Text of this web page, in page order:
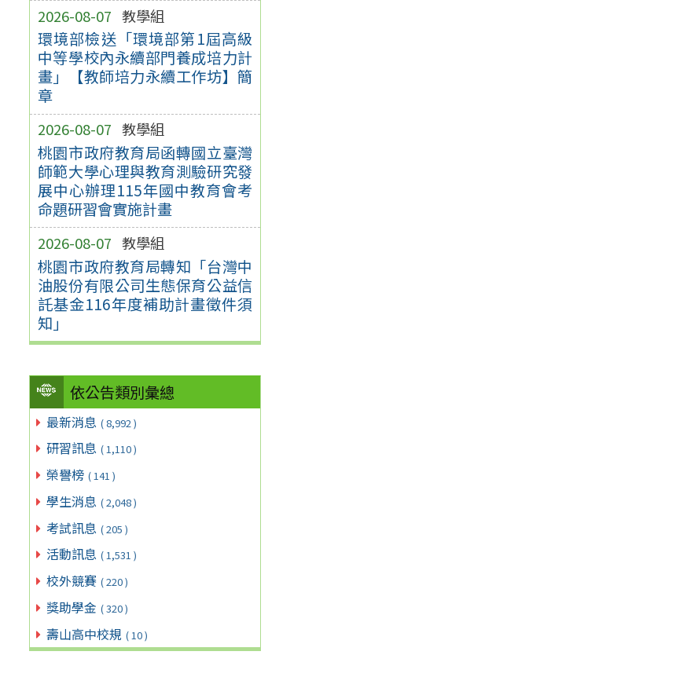
2026-08-07 教學組
環境部檢送「環境部第1屆高級
中等學校內永續部門養成培力計
畫」【教師培力永續工作坊】簡
章
2026-08-07 教學組
桃園市政府教育局函轉國立臺灣
師範大學心理與教育測驗研究發
展中心辦理115年國中教育會考
命題研習會實施計畫
2026-08-07 教學組
桃園市政府教育局轉知「台灣中
油股份有限公司生態保育公益信
託基金116年度補助計畫徵件須
知」
依公告類別彙總
最新消息 ( 8,992 )
研習訊息 ( 1,110 )
榮譽榜 ( 141 )
學生消息 ( 2,048 )
考試訊息 ( 205 )
活動訊息 ( 1,531 )
校外競賽 ( 220 )
獎助學金 ( 320 )
壽山高中校規 ( 10 )